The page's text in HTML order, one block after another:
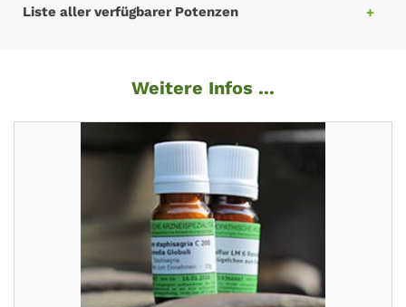
Liste aller verfügbarer Potenzen
Weitere Infos ...